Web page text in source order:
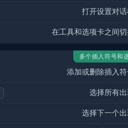
打开设置对
在工具和选项卡之间
多个插入符号和
添加或删除插入
选择所有
选择下一个